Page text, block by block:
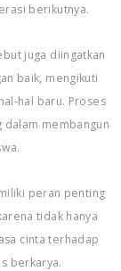
berikutnya.
juga diingatkan
baik, mengikuti
hal baru. Proses
membangun
peran penting
tidak hanya
cinta terhadap
berkarya.